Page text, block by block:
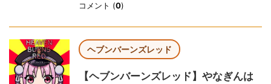
コメント (0)
ヘブンバーンズレッド
【ヘブンバーンズレッド】やなぎんは